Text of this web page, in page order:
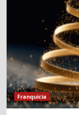
Franquicia